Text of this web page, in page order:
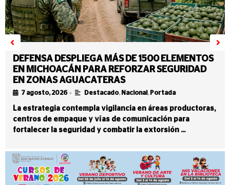
DEFENSA DESPLIEGA MÁS DE 1500 ELEMENTOS
EN MICHOACÁN PARA REFORZAR SEGURIDAD
EN ZONAS AGUACATERAS
7 agosto, 2026 • Destacado, Nacional , Portada
La estrategia contempla vigilancia en áreas productoras,
centros de empaque y vías de comunicación para
fortalecer la seguridad y combatir la extorsión …